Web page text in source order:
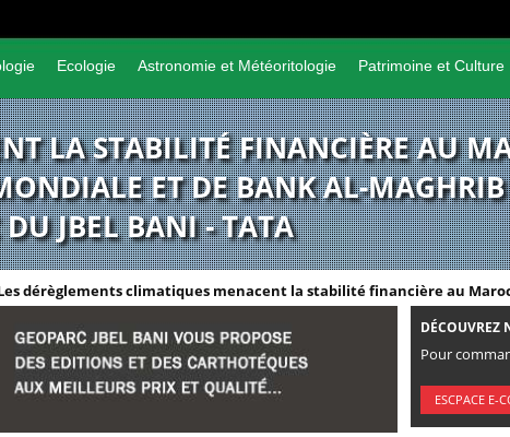
Ecologie Astronomie et Météoritologie Patrimoine et Culture
LA STABILITÉ FINANCIÈRE AU
ET DE BANK AL-MAGHRIB
DU JBEL BANI - TATA
dérèglements climatiques menacent la stabilité financière au
DÉCOUVREZ
Pour
ESCPACE E-